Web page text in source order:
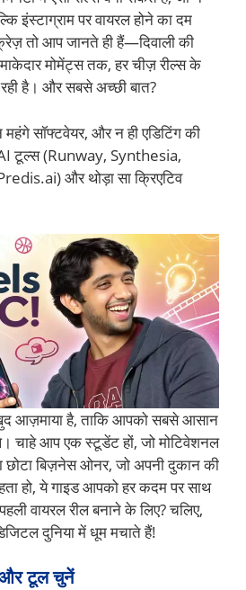
इंस्टाग्राम पर वायरल होने का दम
तो आप जानते ही हैं—दिवाली की
मोमेंट्स तक, हर चीज़ रील्स के
है। और सबसे अच्छी बात?
सॉफ्टवेयर, और न ही एडिटिंग की
AI टूल्स (Runway, Synthesia,
और थोड़ा सा क्रिएटिव
आज़माया है, ताकि आपको सबसे आसान
चाहे आप एक स्टूडेंट हों, जो मोटिवेशनल
छोटा बिज़नेस ओनर, जो अपनी दुकान की
हो, ये गाइड आपको हर कदम पर साथ
वायरल रील बनाने के लिए? चलिए,
दुनिया में धूम मचाते हैं!
और टूल चुनें